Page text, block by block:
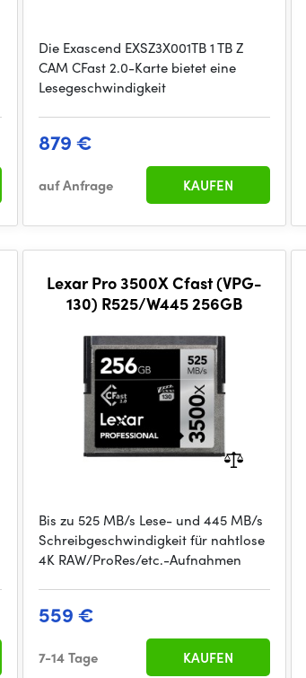
Die Exascend EXSZ3X001TB 1 TB Z
CAM CFast 2.0-Karte bietet eine
Lesegeschwindigkeit
879 €
auf Anfrage KAUFEN
Lexar Pro 3500X Cfast (VPG-
130) R525/W445 256GB
Bis zu 525 MB/s Lese- und 445 MB/s
Schreibgeschwindigkeit für nahtlose
4K RAW/ProRes/etc.-Aufnahmen
559 €
7-14 Tage KAUFEN